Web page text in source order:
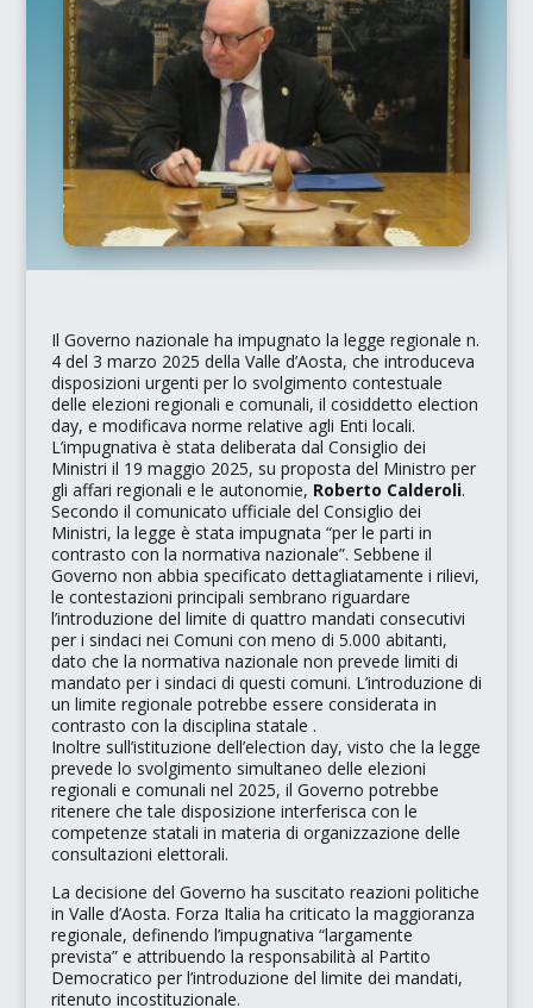
Il Governo nazionale ha impugnato la legge regionale n.
4 del 3 marzo 2025 della Valle d’Aosta, che introduceva
disposizioni urgenti per lo svolgimento contestuale
delle elezioni regionali e comunali, il cosiddetto election
day, e modificava norme relative agli Enti locali.
L’impugnativa è stata deliberata dal Consiglio dei
Ministri il 19 maggio 2025, su proposta del Ministro per
gli affari regionali e le autonomie, Roberto Calderoli.
Secondo il comunicato ufficiale del Consiglio dei
Ministri, la legge è stata impugnata “per le parti in
contrasto con la normativa nazionale”. Sebbene il
Governo non abbia specificato dettagliatamente i rilievi,
le contestazioni principali sembrano riguardare
l’introduzione del limite di quattro mandati consecutivi
per i sindaci nei Comuni con meno di 5.000 abitanti,
dato che la normativa nazionale non prevede limiti di
mandato per i sindaci di questi comuni. L’introduzione di
un limite regionale potrebbe essere considerata in
contrasto con la disciplina statale .
Inoltre sull’istituzione dell’election day, visto che la legge
prevede lo svolgimento simultaneo delle elezioni
regionali e comunali nel 2025, il Governo potrebbe
ritenere che tale disposizione interferisca con le
competenze statali in materia di organizzazione delle
consultazioni elettorali.
La decisione del Governo ha suscitato reazioni politiche
in Valle d’Aosta. Forza Italia ha criticato la maggioranza
regionale, definendo l’impugnativa “largamente
prevista”e attribuendo la responsabilità al Partito
Democratico per l’introduzione del limite dei mandati,
ritenuto incostituzionale.